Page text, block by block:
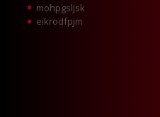
mohpgsljsk
eikrodfpjm